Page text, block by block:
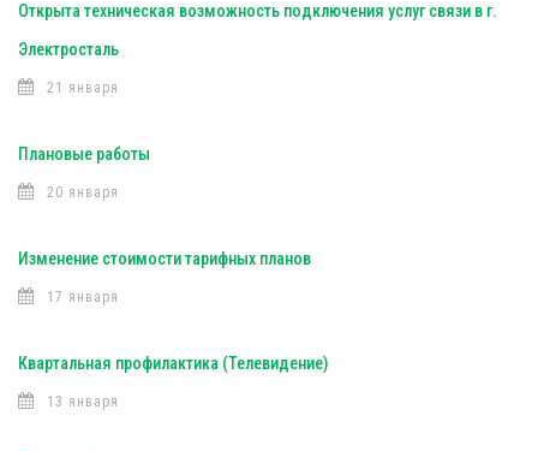
Открыта техническая возможность подключения услуг связи в г.
Электросталь
21 января
Плановые работы
20 января
Изменение стоимости тарифных планов
17 января
Квартальная профилактика (Телевидение)
13 января